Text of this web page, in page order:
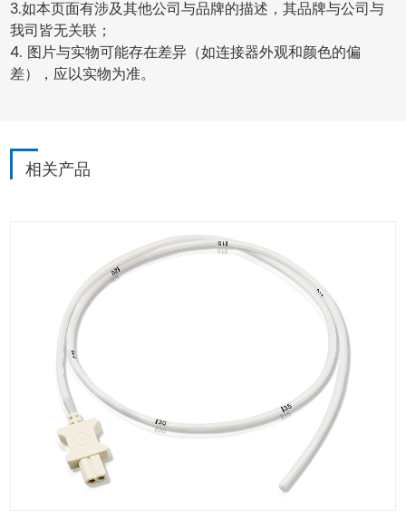
3.如本页面有涉及其他公司与品牌的描述，其品牌与公司与
我司皆无关联；
4. 图片与实物可能存在差异（如连接器外观和颜色的偏
差），应以实物为准。
相关产品